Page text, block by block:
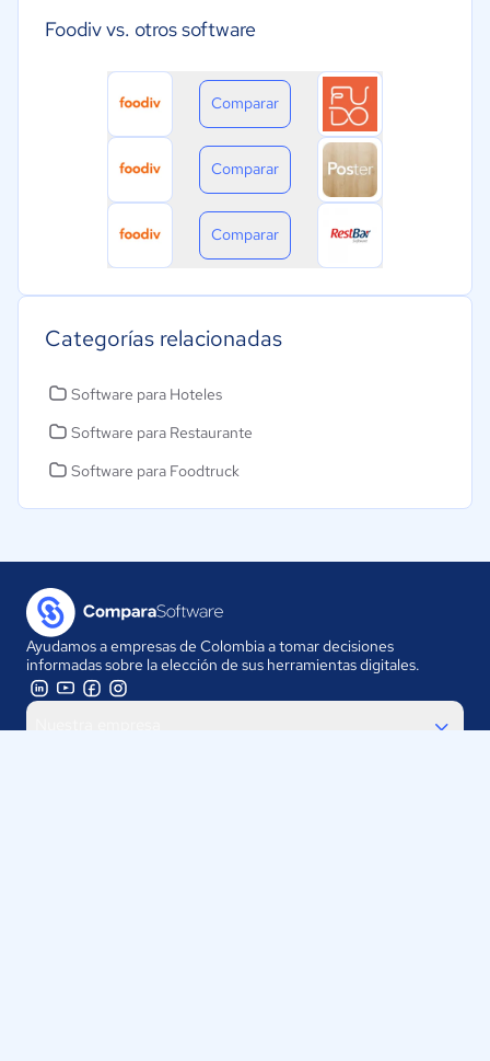
Foodiv vs. otros software
Comparar
Comparar
Comparar
Categorías relacionadas
Software para Hoteles
Software para Restaurante
Software para Foodtruck
Ayudamos a empresas de Colombia a tomar decisiones
informadas sobre la elección de sus herramientas digitales.